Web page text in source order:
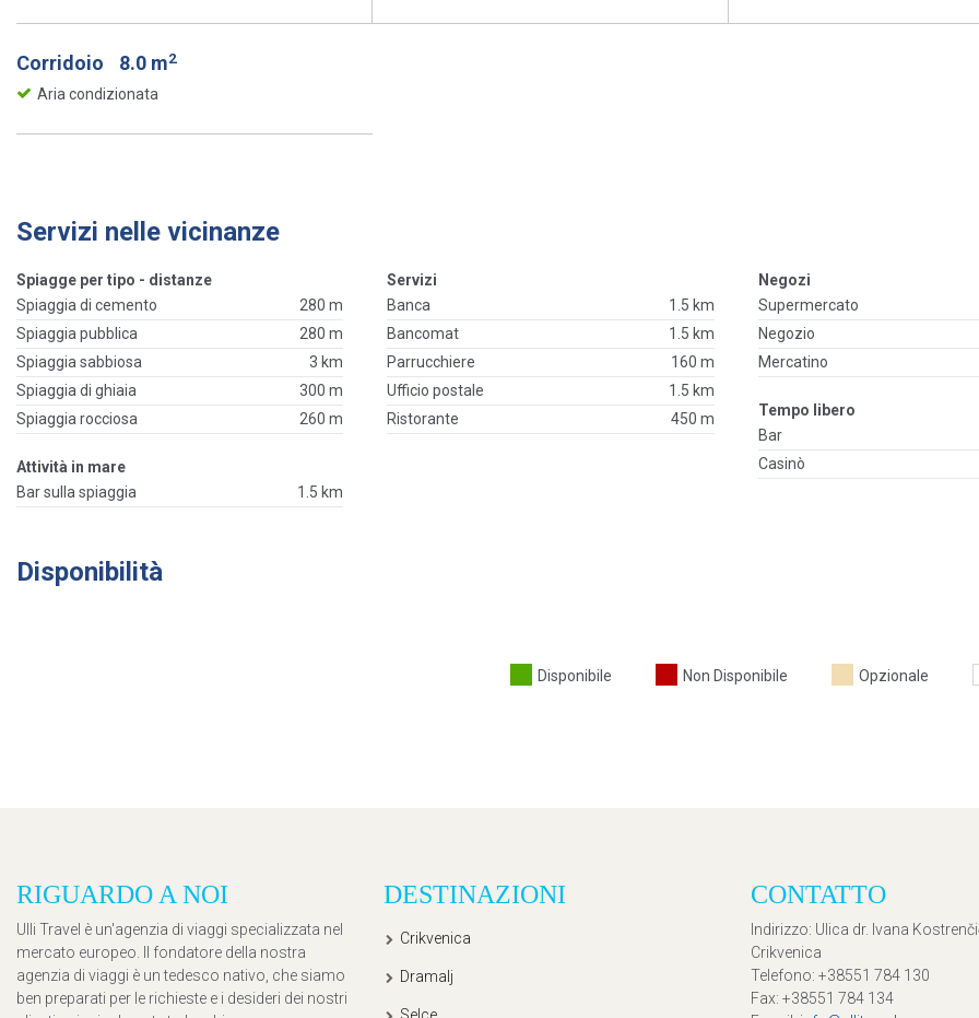
Corridoio 8.0 m2
Aria condizionata
Servizi nelle vicinanze
Spiagge per tipo - distanze
Spiaggia di cemento
280 m
Spiaggia pubblica
280 m
Spiaggia sabbiosa
3 km
Spiaggia di ghiaia
300 m
Spiaggia rocciosa
260 m
Attività in mare
Bar sulla spiaggia
1.5 km
Servizi
Banca
1.5 km
Bancomat
1.5 km
Parrucchiere
160 m
Ufficio postale
1.5 km
Ristorante
450 m
Negozi
Supermercato
Negozio
Mercatino
Tempo libero
Bar
Casinò
Disponibilità
Disponibile Non Disponibile Opzionale
RIGUARDO A NOI
Ulli Travel è un'agenzia di viaggi specializzata nel
mercato europeo. Il fondatore della nostra
agenzia di viaggi è un tedesco nativo, che siamo
ben preparati per le richieste e i desideri dei nostri
DESTINAZIONI
Crikvenica
Dramalj
CONTATTO
Indirizzo: Ulica dr. Ivana
Crikvenica
Telefono: +38551 784 130
Fax: +38551 784 134